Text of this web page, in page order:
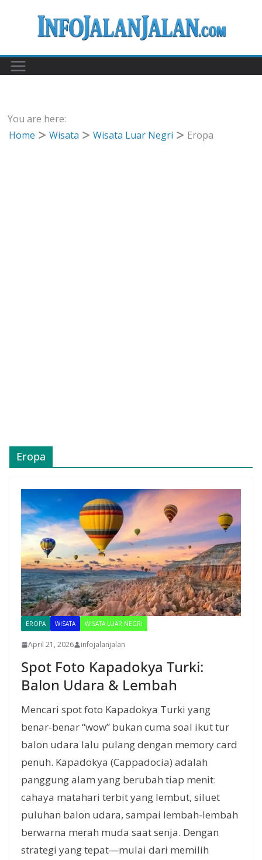
You are here:
Home
Wisata Wisata Luar Negri Eropa
Eropa
EROPA WISATA WISATA LUAR NEGRI
April 21, 2026 infojalanjalan
Spot Foto Kapadokya Turki:
Balon Udara & Lembah
Mencari spot foto Kapadokya Turki yang
benar-benar “wow” bukan cuma soal ikut tur
balon udara lalu pulang dengan memory card
penuh. Kapadokya (Cappadocia) adalah
panggung alam yang berubah tiap menit:
cahaya matahari terbit yang lembut, siluet
puluhan balon udara, sampai lembah-lembah
berwarna merah muda saat senja. Dengan
strategi yang tepat—mulai dari memilih